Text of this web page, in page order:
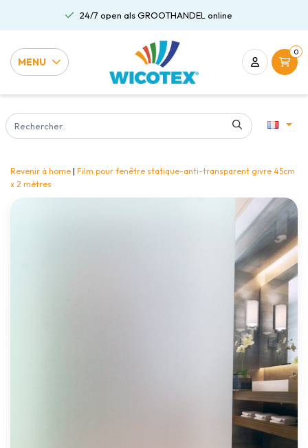
24/7 open als GROOTHANDEL online
MENU
0
Revenir à home | Film pour fenêtre statique-anti-transparent givre 45cm
x 2 mètres